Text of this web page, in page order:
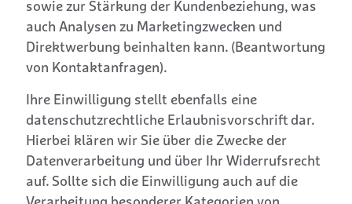
sowie zur Stärkung der Kundenbeziehung, was
auch Analysen zu Marketingzwecken und
Direktwerbung beinhalten kann. (Beantwortung
von Kontaktanfragen).
Ihre Einwilligung stellt ebenfalls eine
datenschutzrechtliche Erlaubnisvorschrift dar.
Hierbei klären wir Sie über die Zwecke der
Datenverarbeitung und über Ihr Widerrufsrecht
auf. Sollte sich die Einwilligung auch auf die